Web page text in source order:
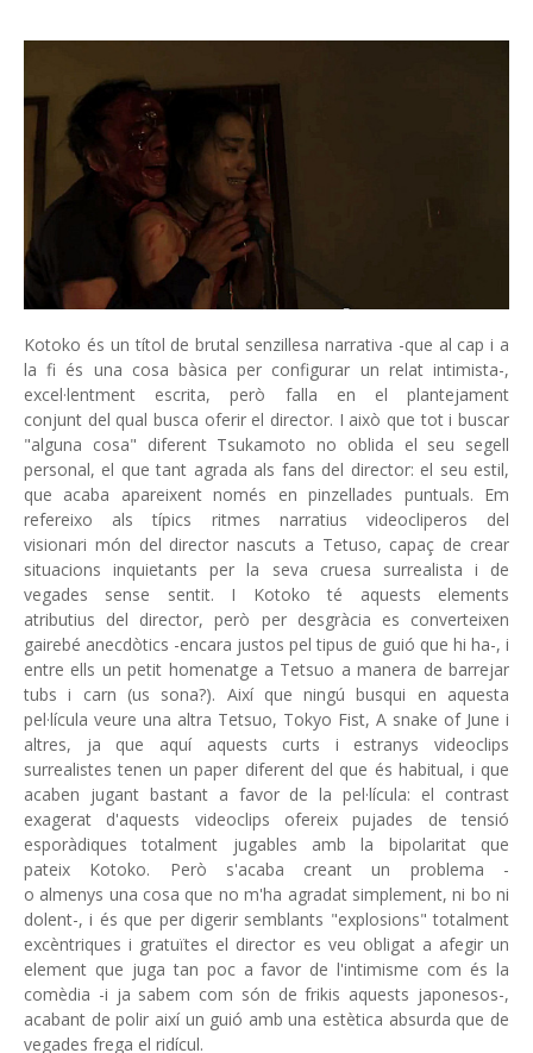
Kotoko és un títol de brutal senzillesa narrativa -que al cap i a
la fi és una cosa bàsica per configurar un relat intimista-,
excel·lentment escrita, però falla en el plantejament
conjunt del qual busca oferir el director. I això que tot i buscar
"alguna cosa" diferent Tsukamoto no oblida el seu segell
personal, el que tant agrada als fans del director: el seu estil,
que acaba apareixent només en pinzellades puntuals. Em
refereixo als típics ritmes narratius videocliperos del
visionari món del director nascuts a Tetuso, capaç de crear
situacions inquietants per la seva cruesa surrealista i de
vegades sense sentit. I Kotoko té aquests elements
atributius del director, però per desgràcia es converteixen
gairebé anecdòtics -encara justos pel tipus de guió que hi ha-, i
entre ells un petit homenatge a Tetsuo a manera de barrejar
tubs i carn (us sona?). Així que ningú busqui en aquesta
pel·lícula veure una altra Tetsuo, Tokyo Fist, A snake of June i
altres, ja que aquí aquests curts i estranys videoclips
surrealistes tenen un paper diferent del que és habitual, i que
acaben jugant bastant a favor de la pel·lícula: el contrast
exagerat d'aquests videoclips ofereix pujades de tensió
esporàdiques totalment jugables amb la bipolaritat que
pateix Kotoko. Però s'acaba creant un problema -
o almenys una cosa que no m'ha agradat simplement, ni bo ni
dolent-, i és que per digerir semblants "explosions" totalment
excèntriques i gratuïtes el director es veu obligat a afegir un
element que juga tan poc a favor de l'intimisme com és la
comèdia -i ja sabem com són de frikis aquests japonesos-,
acabant de polir així un guió amb una estètica absurda que de
vegades frega el ridícul.